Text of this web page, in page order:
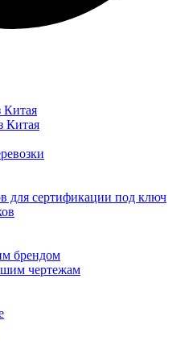
Китая
Китая
для сертификации под ключ
брендом
чертежам